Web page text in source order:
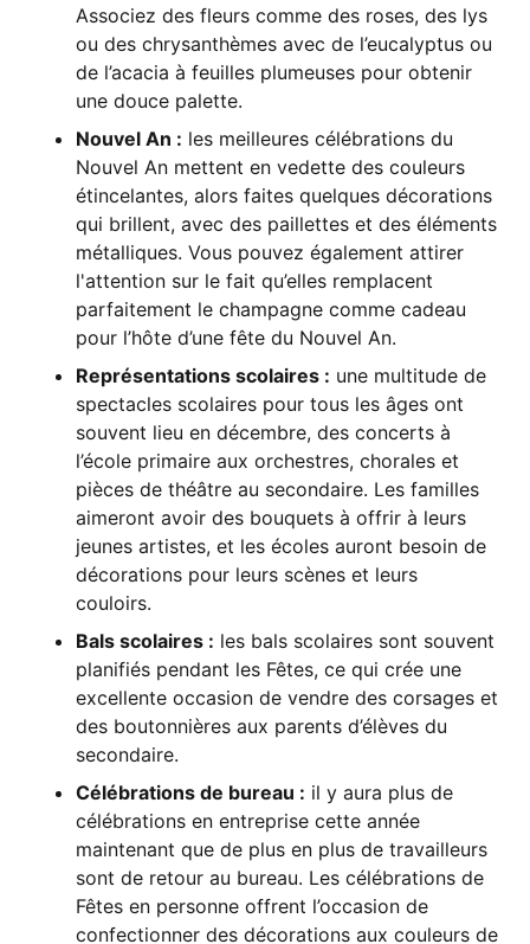
Associez des fleurs comme des roses, des lys
ou des chrysanthèmes avec de l’eucalyptus ou
de l’acacia à feuilles plumeuses pour obtenir
une douce palette.
Nouvel An : les meilleures célébrations du
Nouvel An mettent en vedette des couleurs
étincelantes, alors faites quelques décorations
qui brillent, avec des paillettes et des éléments
métalliques. Vous pouvez également attirer
l'attention sur le fait qu’elles remplacent
parfaitement le champagne comme cadeau
pour l’hôte d’une fête du Nouvel An.
Représentations scolaires : une multitude de
spectacles scolaires pour tous les âges ont
souvent lieu en décembre, des concerts à
l’école primaire aux orchestres, chorales et
pièces de théâtre au secondaire. Les familles
aimeront avoir des bouquets à offrir à leurs
jeunes artistes, et les écoles auront besoin de
décorations pour leurs scènes et leurs
couloirs.
Bals scolaires : les bals scolaires sont souvent
planifiés pendant les Fêtes, ce qui crée une
excellente occasion de vendre des corsages et
des boutonnières aux parents d’élèves du
secondaire.
Célébrations de bureau : il y aura plus de
célébrations en entreprise cette année
maintenant que de plus en plus de travailleurs
sont de retour au bureau. Les célébrations de
Fêtes en personne offrent l’occasion de
confectionner des décorations aux couleurs de